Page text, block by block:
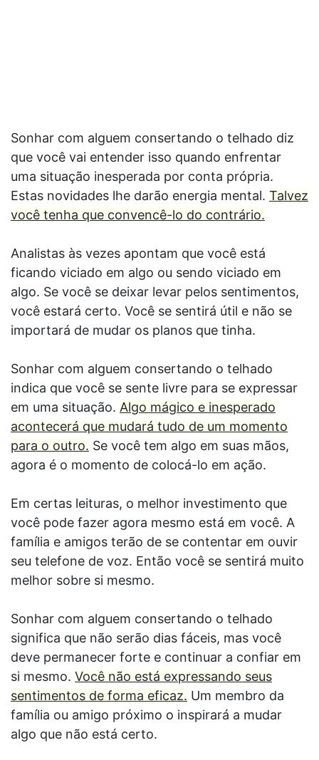
Sonhar com alguem consertando o telhado diz
que você vai entender isso quando enfrentar
uma situação inesperada por conta própria.
Estas novidades lhe darão energia mental. Talvez
você tenha que convencê-lo do contrário.
Analistas às vezes apontam que você está
ficando viciado em algo ou sendo viciado em
algo. Se você se deixar levar pelos sentimentos,
você estará certo. Você se sentirá útil e não se
importará de mudar os planos que tinha.
Sonhar com alguem consertando o telhado
indica que você se sente livre para se expressar
em uma situação. Algo mágico e inesperado
acontecerá que mudará tudo de um momento
para o outro. Se você tem algo em suas mãos,
agora é o momento de colocá-lo em ação.
Em certas leituras, o melhor investimento que
você pode fazer agora mesmo está em você. A
família e amigos terão de se contentar em ouvir
seu telefone de voz. Então você se sentirá muito
melhor sobre si mesmo.
Sonhar com alguem consertando o telhado
significa que não serão dias fáceis, mas você
deve permanecer forte e continuar a confiar em
si mesmo. Você não está expressando seus
sentimentos de forma eficaz. Um membro da
família ou amigo próximo o inspirará a mudar
algo que não está certo.